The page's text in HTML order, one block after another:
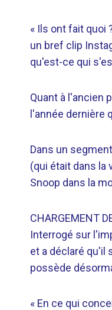
« Ils ont fait quoi
un bref clip
qu'est-ce qui
Quant à l'ancien
l'année dernière
Dans un
(qui était dans la
Snoop dans la
CHARGEMENT
Interrogé sur
et a déclaré qu'il
possède
« En ce qui